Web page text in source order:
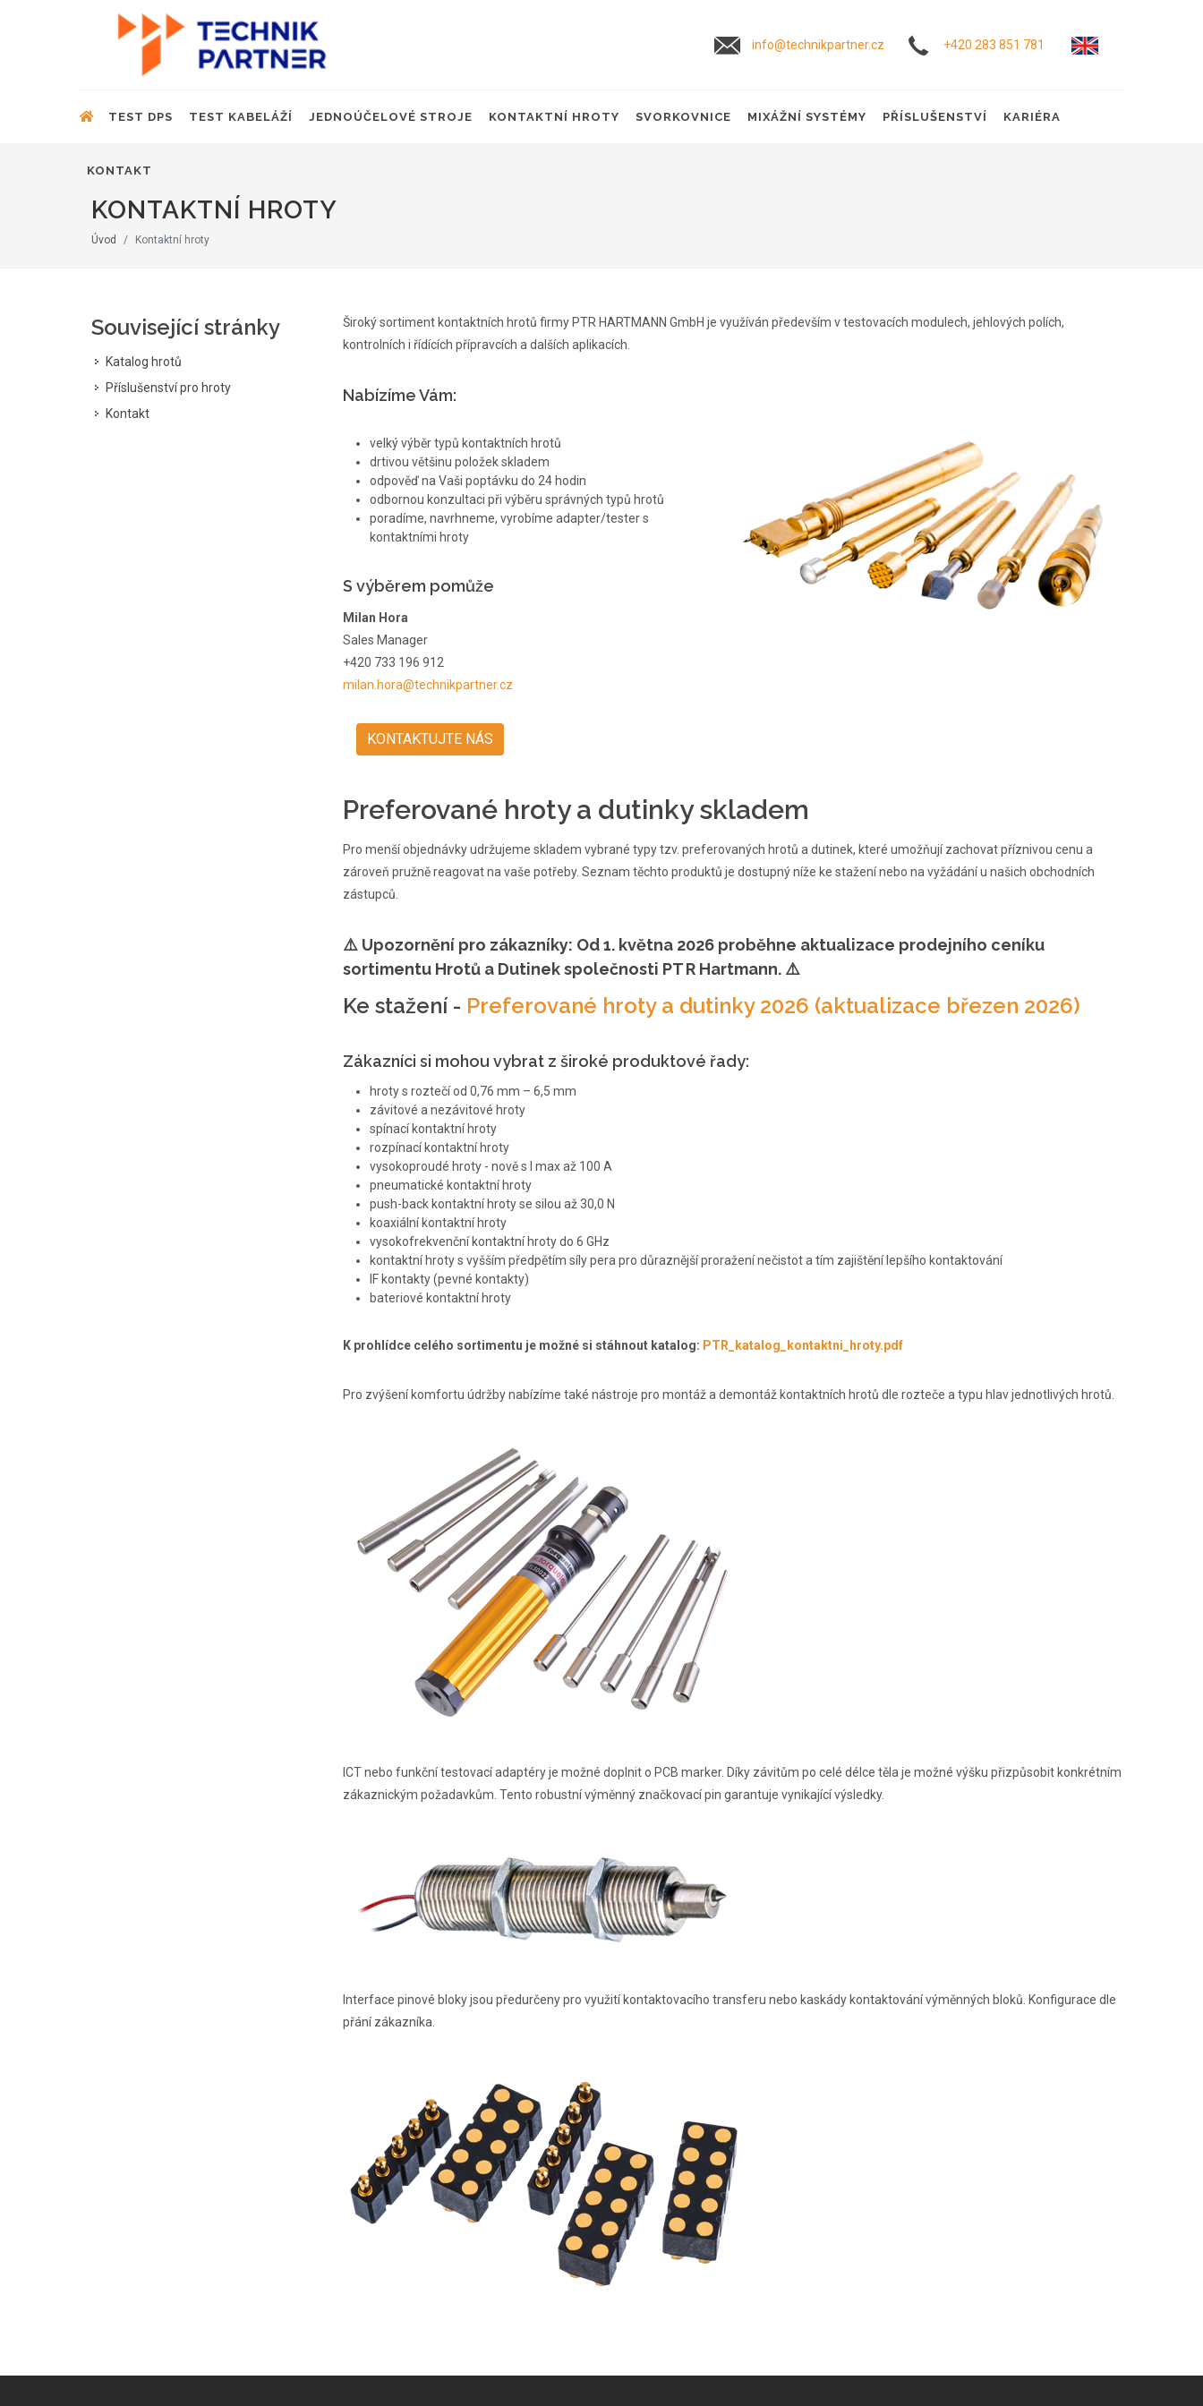
info@technikpartner.cz +420 283 851 781
TEST DPS TEST KABELÁŽÍ JEDNOÚČELOVÉ STROJE KONTAKTNÍ HROTY SVORKOVNICE MIXÁŽNÍ SYSTÉMY PŘÍSLUŠENSTVÍ KARIÉRA
KONTAKT
KONTAKTNÍ HROTY
Úvod Kontaktní hroty
Široký sortiment kontaktních hrotů firmy PTR HARTMANN GmbH je využíván především v testovacích modulech, jehlových polích,
kontrolních i řídících přípravcích a dalších aplikacích.
Nabízíme Vám:
velký výběr typů kontaktních hrotů
drtivou většinu položek skladem
odpověď na Vaši poptávku do 24 hodin
odbornou konzultaci při výběru správných typů hrotů
poradíme, navrhneme, vyrobíme adapter/tester s
kontaktními hroty
S výběrem pomůže
Milan Hora
Sales Manager
+420 733 196 912
milan.hora@technikpartner.cz
KONTAKTUJTE NÁS
Preferované hroty a dutinky skladem
Pro menší objednávky udržujeme skladem vybrané typy tzv. preferovaných hrotů a dutinek, které umožňují zachovat příznivou cenu a
zároveň pružně reagovat na vaše potřeby. Seznam těchto produktů je dostupný níže ke stažení nebo na vyžádání u našich obchodních
zástupců.
⚠️ Upozornění pro zákazníky: Od 1. května 2026 proběhne aktualizace prodejního ceníku
sortimentu Hrotů a Dutinek společnosti PT R Hartmann. ⚠️
Ke stažení - Preferované hroty a dutinky 2026 (aktualizace březen 2026)
Zákazníci si mohou vybrat z široké produktové řady:
hroty s roztečí od 0,76 mm – 6,5 mm
závitové a nezávitové hroty
spínací kontaktní hroty
rozpínací kontaktní hroty
vysokoproudé hroty - nově s I max až 100 A
pneumatické kontaktní hroty
push-back kontaktní hroty se silou až 30,0 N
koaxiální kontaktní hroty
vysokofrekvenční kontaktní hroty do 6 GHz
kontaktní hroty s vyšším předpětím síly pera pro důraznější proražení nečistot a tím zajištění lepšího kontaktování
IF kontakty (pevné kontakty)
bateriové kontaktní hroty
K prohlídce celého sortimentu je možné si stáhnout katalog: PTR_katalog_kontaktni_hroty.pdf
Pro zvýšení komfortu údržby nabízíme také nástroje pro montáž a demontáž kontaktních hrotů dle rozteče a typu hlav jednotlivých hrotů.
ICT nebo funkční testovací adaptéry je možné doplnit o PCB marker. Díky závitům po celé délce těla je možné výšku přizpůsobit konkrétním
zákaznickým požadavkům. Tento robustní výměnný značkovací pin garantuje vynikající výsledky.
Interface pinové bloky jsou předurčeny pro využití kontaktovacího transferu nebo kaskády kontaktování výměnných bloků. Konfigurace dle
přání zákazníka.
Související stránky
Katalog hrotů
Příslušenství pro hroty
Kontakt